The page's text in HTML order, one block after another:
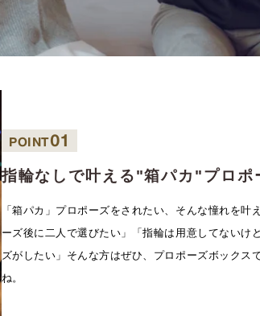
POINT01
指輪なしで叶える"箱パカ"プロポ
「箱パカ」プロポーズをされたい、そんな憧れを叶
ーズ後に二人で選びたい」「指輪は用意してないけ
ズがしたい」そんな方はぜひ、プロポーズボックス
ね。